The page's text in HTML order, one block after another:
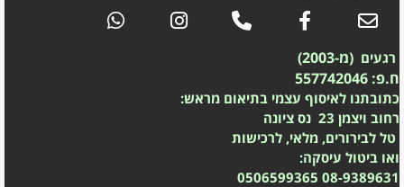
רגעים (מ-2003)
ח.פ: 557742046
כתובתנו לאיסוף עצמי בתיאום מראש:
רחוב ויצמן 23 נס ציונה
טל לבירורים, מלאי, לרכישות
ואו ביטול עיסקה:
08-9389631
0506599365